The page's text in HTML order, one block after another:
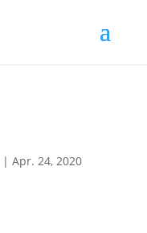
| Apr. 24, 2020